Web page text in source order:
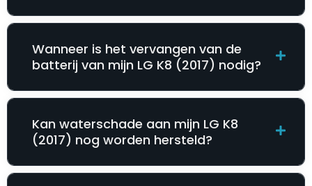
Wanneer is het vervangen van de
batterij van mijn LG K8 (2017) nodig?
Kan waterschade aan mijn LG K8
(2017) nog worden hersteld?